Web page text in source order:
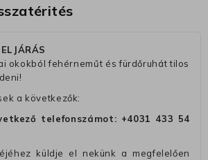
okokból fehérneműt és fürdőruhát tilos
a következők:
telefonszámot: +4031 433 54
küldje el nekünk a megfelelően